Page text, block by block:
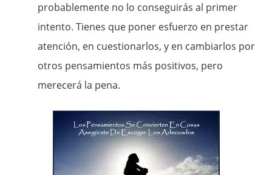
probablemente no lo conseguirás al primer
intento. Tienes que poner esfuerzo en prestar
atención, en cuestionarlos, y en cambiarlos por
otros pensamientos más positivos, pero
merecerá la pena.